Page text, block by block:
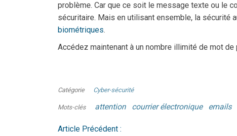
problème. Car que ce soit le message texte ou le
sécuritaire. Mais en utilisant ensemble, la sécurité
biométriques.
Accédez maintenant à un nombre illimité de mot de
Catégorie Cyber-sécurité
Mots-clés attention courrier électronique emails
Article Précédent :